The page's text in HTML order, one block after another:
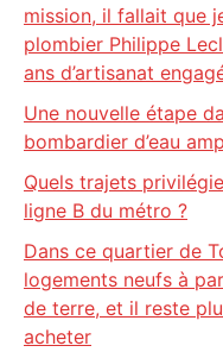
mission, il fallait que
plombier Philippe
ans d’artisanat
Une nouvelle étape
bombardier d’eau
Quels trajets
ligne B du métro ?
Dans ce quartier de
logements neufs à
de terre, et il reste
acheter